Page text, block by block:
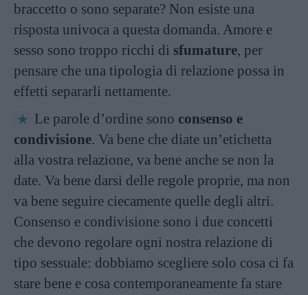
braccetto o sono separate? Non esiste una
risposta univoca a questa domanda. Amore e
sesso sono troppo ricchi di sfumature, per
pensare che una tipologia di relazione possa in
effetti separarli nettamente.
Le parole d’ordine sono consenso e
condivisione. Va bene che diate un’etichetta
alla vostra relazione, va bene anche se non la
date. Va bene darsi delle regole proprie, ma non
va bene seguire ciecamente quelle degli altri.
Consenso e condivisione sono i due concetti
che devono regolare ogni nostra relazione di
tipo sessuale: dobbiamo scegliere solo cosa ci fa
stare bene e cosa contemporaneamente fa stare